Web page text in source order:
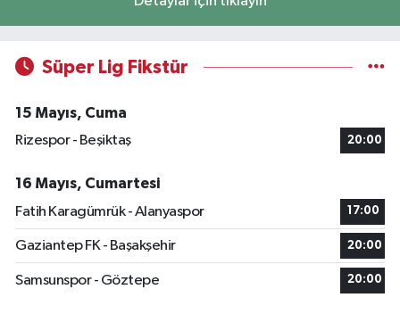
Süper Lig Fikstür
15 Mayıs, Cuma
Rizespor - Beşiktaş
20:00
16 Mayıs, Cumartesi
Fatih Karagümrük - Alanyaspor
17:00
Gaziantep FK - Başakşehir 20:00
Samsunspor - Göztepe 20:00